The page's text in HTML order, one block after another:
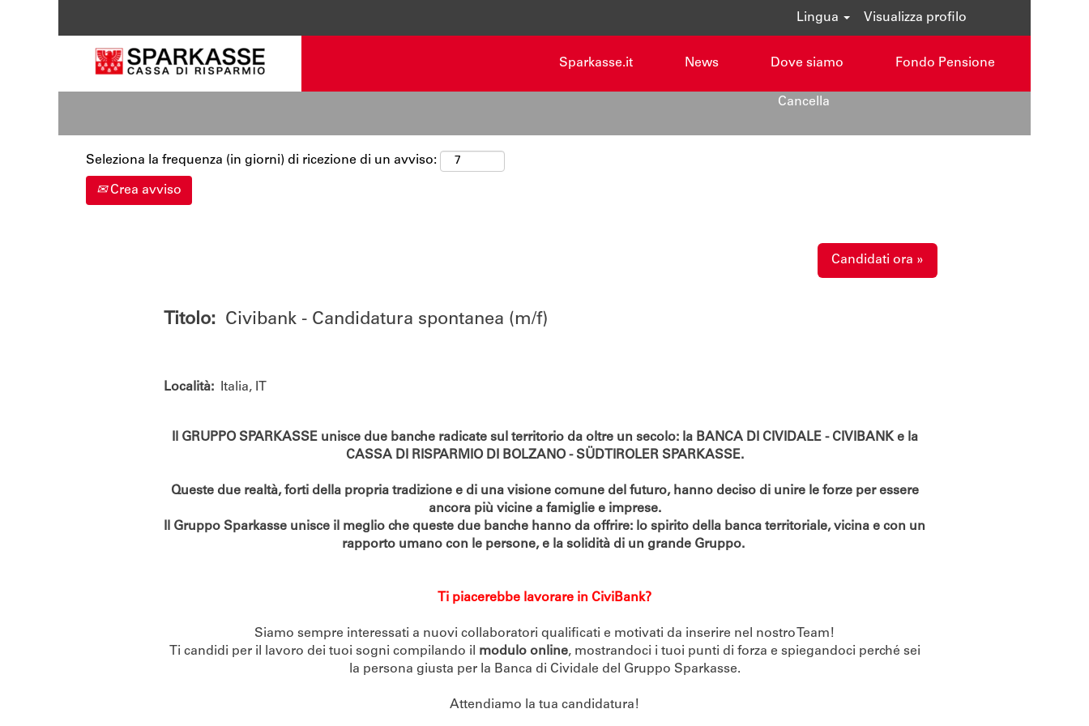
Lingua Visualizza profilo
Sparkasse.it News Dove siamo Fondo Pensione
Cerca per parola chiave Cerca per località
Cancella
Seleziona la frequenza (in giorni) di ricezione di un avviso:
Crea avviso
Candidati ora »
Titolo: Civibank - Candidatura spontanea (m/f)
Località: Italia, IT
Il GRUPPO SPARKASSE unisce due banche radicate sul territorio da oltre un secolo: la BANCA DI CIVIDALE - CIVIBANK e la
CASSA DI RISPARMIO DI BOLZANO - SÜDTIROLER SPARKASSE.
Queste due realtà, forti della propria tradizione e di una visione comune del futuro, hanno deciso di unire le forze per essere
ancora più vicine a famiglie e imprese.
Il Gruppo Sparkasse unisce il meglio che queste due banche hanno da offrire: lo spirito della banca territoriale, vicina e con un
rapporto umano con le persone, e la solidità di un grande Gruppo.
Ti piacerebbe lavorare in CiviBank?
Siamo sempre interessati a nuovi collaboratori qualificati e motivati da inserire nel nostro Team!
Ti candidi per il lavoro dei tuoi sogni compilando il modulo online, mostrandoci i tuoi punti di forza e spiegandoci perché sei
la persona giusta per la Banca di Cividale del Gruppo Sparkasse.
Attendiamo la tua candidatura!